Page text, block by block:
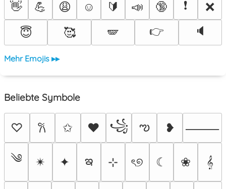
👋
💪 😩 ☺️ 🔰 📣 🔞 ❗
❌
😇
🥰 🪽 👉 🔈
Mehr Emojis ▸▸
Beliebte Symbole
♡ 𐙚 ✩ ♥ ꧁ ఌ ❥ ⸻
༄ ✴︎ ✦ ఇ ⊹ ৎ୭ ☾ ❀ 𝄞